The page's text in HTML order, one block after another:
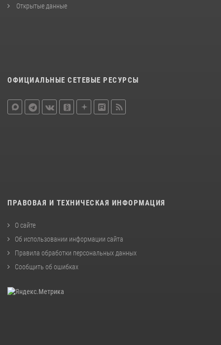
Открытые данные
ОФИЦИАЛЬНЫЕ СЕТЕВЫЕ РЕСУРСЫ
ПРАВОВАЯ И ТЕХНИЧЕСКАЯ ИНФОРМАЦИЯ
О сайте
Об использовании информации сайта
Правила обработки персональных данных
Сообщить об ошибках